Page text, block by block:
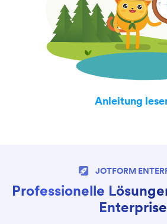
Anleitung
JOTFORM
Professionelle
Enterprise